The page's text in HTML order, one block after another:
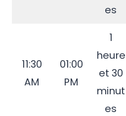
es
11:30
AM
01:00
PM
1
heure
et 30
minut
es